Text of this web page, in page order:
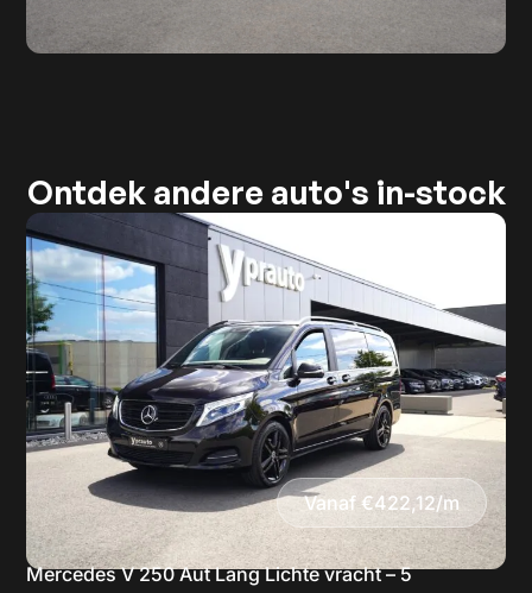
Ontdek andere auto's in-stock
Vanaf €422,12/m
Mercedes V 250 Aut Lang Lichte vracht – 5